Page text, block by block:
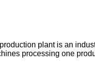
plant is an
processing one